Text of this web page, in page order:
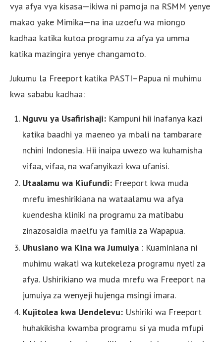
vya afya vya kisasa—ikiwa ni pamoja na RSMM yenye
makao yake Mimika—na ina uzoefu wa miongo
kadhaa katika kutoa programu za afya ya umma
katika mazingira yenye changamoto.
Jukumu la Freeport katika PASTI–Papua ni muhimu
kwa sababu kadhaa:
Nguvu ya Usafirishaji: Kampuni hii inafanya kazi
katika baadhi ya maeneo ya mbali na tambarare
nchini Indonesia. Hii inaipa uwezo wa kuhamisha
vifaa, vifaa, na wafanyikazi kwa ufanisi.
Utaalamu wa Kiufundi: Freeport kwa muda
mrefu imeshirikiana na wataalamu wa afya
kuendesha kliniki na programu za matibabu
zinazosaidia maelfu ya familia za Wapapua.
Uhusiano wa Kina wa Jumuiya : Kuaminiana ni
muhimu wakati wa kutekeleza programu nyeti za
afya. Ushirikiano wa muda mrefu wa Freeport na
jumuiya za wenyeji hujenga msingi imara.
Kujitolea kwa Uendelevu: Ushiriki wa Freeport
huhakikisha kwamba programu si ya muda mfupi